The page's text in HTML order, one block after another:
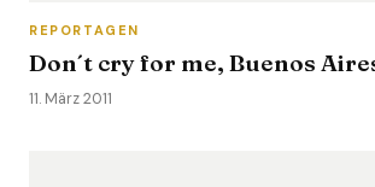
REPORTAGEN
Don´t cry for me, Buenos
11. März 2011